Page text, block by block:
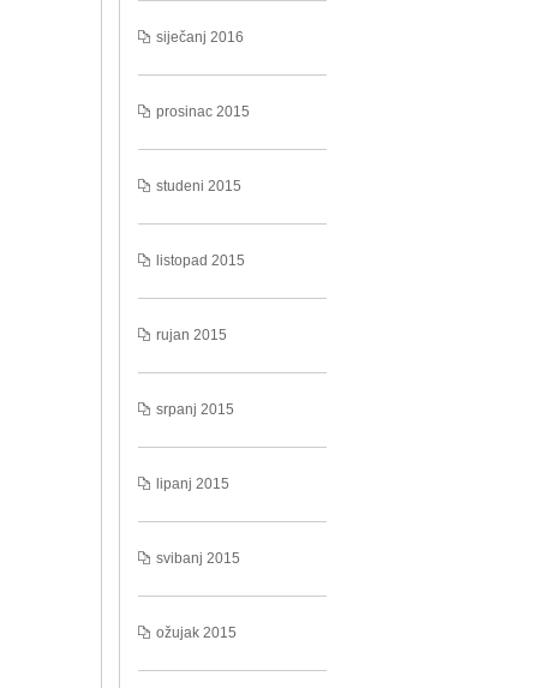
siječanj 2016
prosinac 2015
studeni 2015
listopad 2015
rujan 2015
srpanj 2015
lipanj 2015
svibanj 2015
ožujak 2015